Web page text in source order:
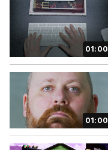
01:00
01:00